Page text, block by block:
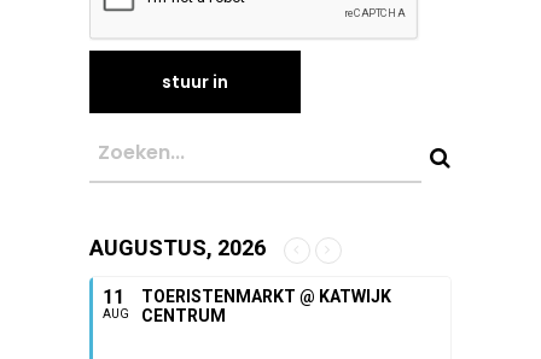
AUGUSTUS, 2026
11
AUG
TOERISTENMARKT @ KATWIJK
CENTRUM